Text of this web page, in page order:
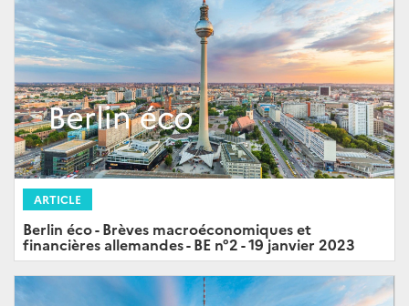
ARTICLE
Berlin éco - Brèves macroéconomiques et
financières allemandes - BE n°2 - 19 janvier 2023